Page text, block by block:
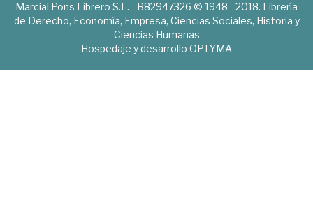
Marcial Pons Librero S.L. - B82947326 © 1948 - 2018. Librería
de Derecho, Economía, Empresa, Ciencias Sociales, Historia y
Ciencias Humanas
Hospedaje y desarrollo OPTYMA